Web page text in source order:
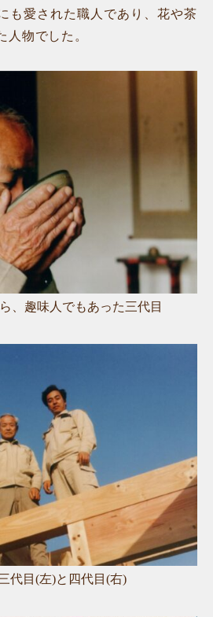
も愛された職人であり、花や茶
人物でした。
、趣味人でもあった三代目
代目(左)と四代目(右)